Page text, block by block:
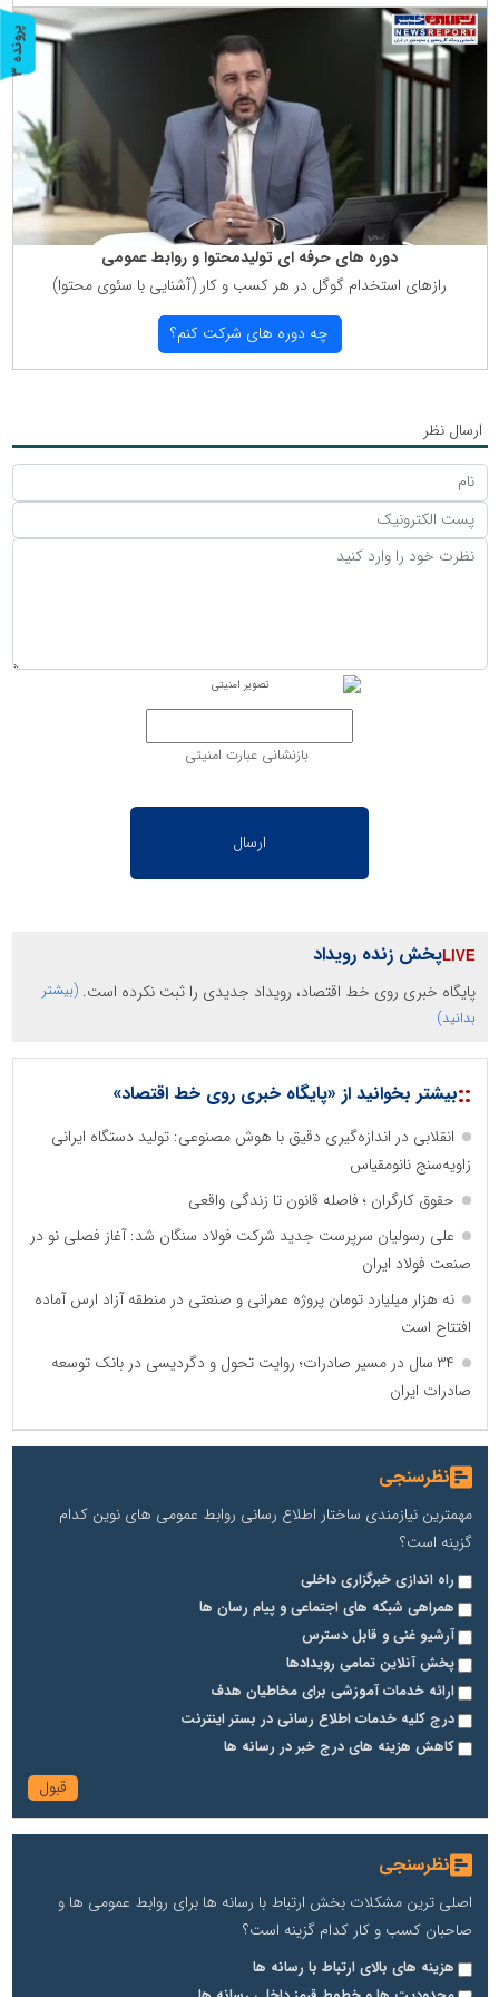
دوره های حرفه ای تولیدمحتوا و روابط عمومی
رازهای استخدام گوگل در هر كسب و كار (آشنایی با سئوی محتوا)
چه دوره های شركت كنم؟
ارسال نظر
بازنشانی عبارت امنیتی
پخش زنده رویداد
پایگاه خبری روی خط اقتصاد، رویداد جدیدی را ثبت نکرده است. (بیشتر
بدانید)
::بیشتر بخوانید از «پایگاه خبری روی خط اقتصاد»
انقلابی در اندازه‌گیری دقیق با هوش مصنوعی: تولید دستگاه ایرانی
زاویه‌سنج نانومقیاس
حقوق کارگران ؛ فاصله قانون تا زندگی واقعی
علی رسولیان سرپرست جدید شرکت فولاد سنگان شد: آغاز فصلی نو در
صنعت فولاد ایران
نه هزار میلیارد تومان پروژه عمرانی و صنعتی در منطقه آزاد ارس آماده
افتتاح است
۳۴ سال در مسیر صادرات؛ روایت تحول و دگردیسی در بانک توسعه
صادرات ایران
نظرسنجی
مهمترین نیازمندی ساختار اطلاع رسانی روابط عمومی های نوین کدام
گزینه است؟
راه اندازی خبرگزاری داخلی
همراهی شبکه های اجتماعی و پیام رسان ها
آرشیو غنی و قابل دسترس
پخش آنلاین تمامی رویدادها
ارائه خدمات آموزشی برای مخاطیان هدف
درج کلیه خدمات اطلاع رسانی در بستر اینترنت
کاهش هزینه های درج خبر در رسانه ها
نظرسنجی
اصلی ترین مشکلات بخش ارتباط با رسانه ها برای روابط عمومی ها و
صاحبان کسب و کار کدام گزینه است؟
هزینه های بالای ارتباط با رسانه ها
پ
ر
و
ن
د
ه
3